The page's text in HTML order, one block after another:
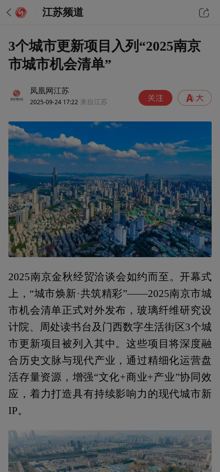
江苏频道
3个城市更新项目入列“2025南京
市城市机会清单”
凤凰网江苏
2025-09-24 17:22 来自江苏
2025南京金秋经贸洽谈会如约而至。开幕式
上，“城市焕新·共筑精彩”——2025南京市城
市机会清单正式对外发布，玻璃纤维研究设
计院、周处读书台及门西数字生活街区3个城
市更新项目被列入其中。这些项目将深度融
合历史文脉与现代产业，通过精细化运营盘
活存量资源，增强“文化+商业+产业”协同效
应，着力打造具有持续影响力的现代城市新
IP。